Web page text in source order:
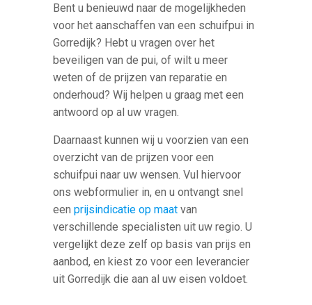
Bent u benieuwd naar de mogelijkheden
voor het aanschaffen van een schuifpui in
Gorredijk? Hebt u vragen over het
beveiligen van de pui, of wilt u meer
weten of de prijzen van reparatie en
onderhoud? Wij helpen u graag met een
antwoord op al uw vragen.
Daarnaast kunnen wij u voorzien van een
overzicht van de prijzen voor een
schuifpui naar uw wensen. Vul hiervoor
ons webformulier in, en u ontvangt snel
eenprijsindicatie op maat van
verschillende specialisten uit uw regio. U
vergelijkt deze zelf op basis van prijs en
aanbod, en kiest zo voor een leverancier
uit Gorredijk die aan al uw eisen voldoet.